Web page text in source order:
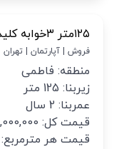
۱۲۵متر ۳خوابه کلید نخورده (استثنایی)
فروش | آپارتمان | تهران
منطقه: فاطمی
زیربنا: 125 متر
عمربنا: 2 سال
قیمت کل: 25,200,000,000
قیمت هر مترمربع: 201,600,000